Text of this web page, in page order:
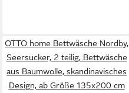
OTTO home Bettwäsche Nordby,
Seersucker, 2 teilig, Bettwäsche
aus Baumwolle, skandinavisches
Design, ab Größe 135x200 cm